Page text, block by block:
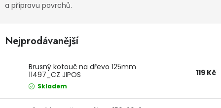
Domácnost
Dětská hřiště
Autodoplňky
a přípravu povrchů.
Nejprodávanější
Brusný kotouč na dřevo 125mm
11497_CZ JIPOS
119 Kč
Skladem